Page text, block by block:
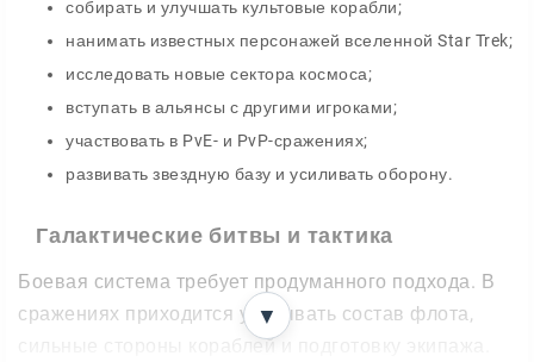
собирать и улучшать культовые корабли;
нанимать известных персонажей вселенной Star Trek;
исследовать новые сектора космоса;
вступать в альянсы с другими игроками;
участвовать в PvE- и PvP-сражениях;
развивать звездную базу и усиливать оборону.
Галактические битвы и тактика
Боевая система требует продуманного подхода. В
сражениях приходится учитывать состав флота,
сильные стороны кораблей и подготовку экипажа.
▼